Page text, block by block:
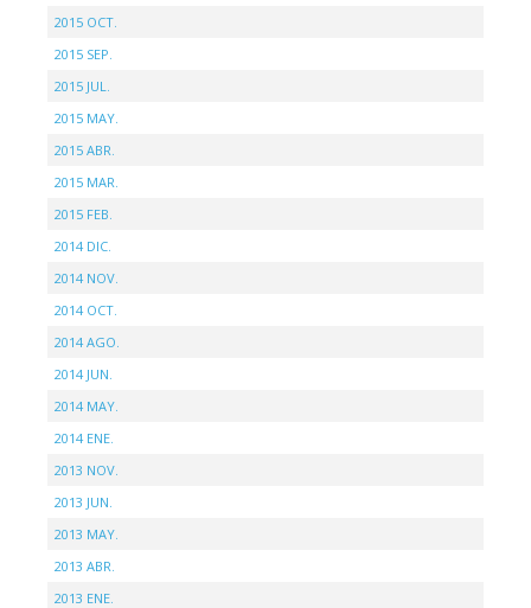
2015 OCT.
2015 SEP.
2015 JUL.
2015 MAY.
2015 ABR.
2015 MAR.
2015 FEB.
2014 DIC.
2014 NOV.
2014 OCT.
2014 AGO.
2014 JUN.
2014 MAY.
2014 ENE.
2013 NOV.
2013 JUN.
2013 MAY.
2013 ABR.
2013 ENE.